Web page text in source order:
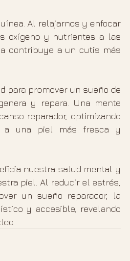
Al relajarnos y enfocar
oxígeno y nutrientes a las
contribuye a un cutis más
para promover un sueño de
y repara. Una mente
reparador, optimizando
a una piel más fresca y
nuestra salud mental y
piel. Al reducir el estrés,
un sueño reparador, la
y accesible, revelando